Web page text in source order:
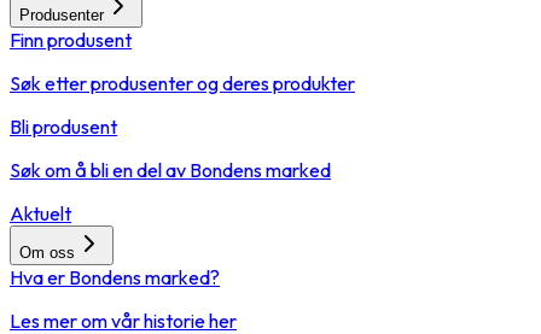
Produsenter
Finn produsent
Søk etter produsenter og deres produkter
Bli produsent
Søk om å bli en del av Bondens marked
Aktuelt
Om oss
Hva er Bondens marked?
Les mer om vår historie her